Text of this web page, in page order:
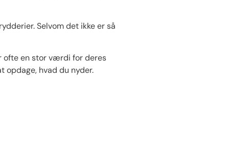
Selvom det ikke er så
ofte en stor værdi for deres
opdage, hvad du nyder.